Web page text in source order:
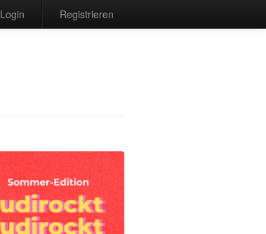
Login Registrieren